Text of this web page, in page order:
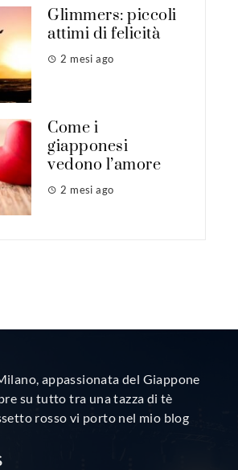
Glimmers: piccoli
attimi di felicità
2 mesi ago
Come i
giapponesi
vedono l’amore
2 mesi ago
appassionata del Giappone
su tutto tra una tazza di tè
rosso vi porto nel mio blog